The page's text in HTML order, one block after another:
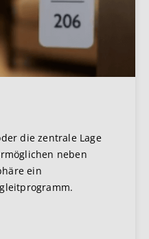
die zentrale Lage
neben
ein